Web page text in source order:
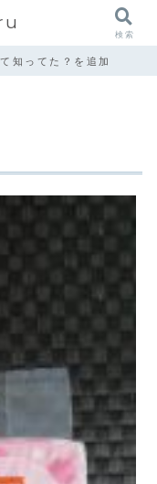
知ってた？を追加
検索